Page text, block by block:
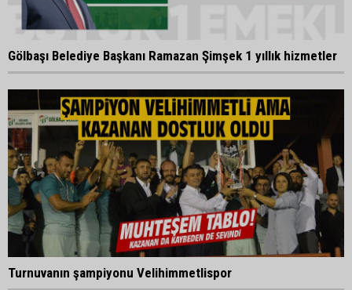
Gölbaşı Belediye Başkanı Ramazan Şimşek 1 yıllık hizmetler
Turnuvanın şampiyonu Velihimmetlispor